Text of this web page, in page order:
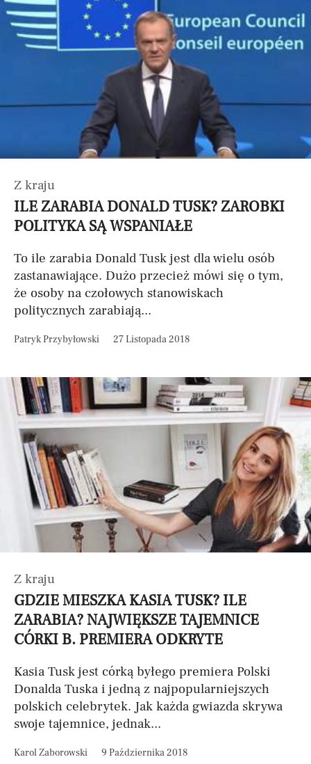
Z kraju
ILE ZARABIA DONALD TUSK? ZAROBKI
POLITYKA SĄ WSPANIAŁE
To ile zarabia Donald Tusk jest dla wielu osób
zastanawiające. Dużo przecież mówi się o tym,
że osoby na czołowych stanowiskach
politycznych zarabiają...
Patryk Przybyłowski 27 Listopada 2018
Z kraju
GDZIE MIESZKA KASIA TUSK? ILE
ZARABIA? NAJWIĘKSZE TAJEMNICE
CÓRKI B. PREMIERA ODKRYTE
Kasia Tusk jest córką byłego premiera Polski
Donalda Tuska i jedną z najpopularniejszych
polskich celebrytek. Jak każda gwiazda skrywa
swoje tajemnice, jednak...
Karol Zaborowski 9 Października 2018